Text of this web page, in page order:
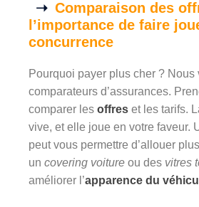
Comparaison des
l’importance de faire
concurrence
Pourquoi payer plus cher ? Nous
comparateurs d’assurances.
comparer les offres et les tarifs.
vive, et elle joue en votre faveur.
peut vous permettre d’allouer
un covering voiture ou des vitres
améliorer l’apparence du